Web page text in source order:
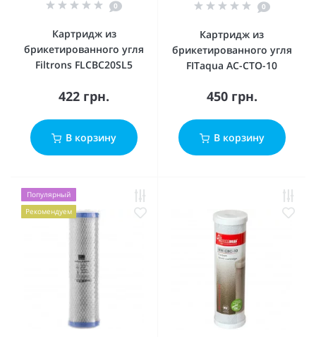
0
Картридж из
брикетированного угля
Filtrons FLCBC20SL5
422 грн.
В корзину
0
Картридж из
брикетированного угля
FITaqua AC-CTO-10
450 грн.
В корзину
Популярный
Рекомендуем